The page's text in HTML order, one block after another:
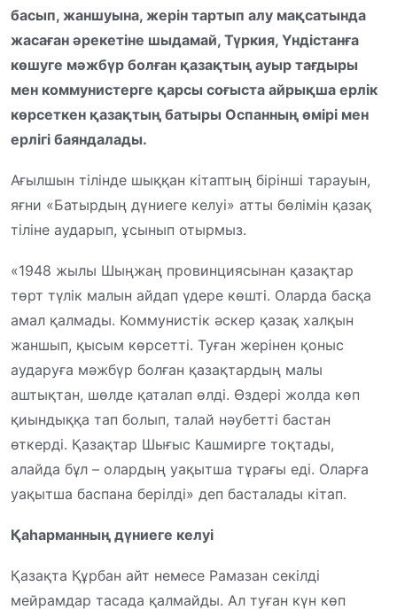
басып, жаншуына, жерін тартып алу мақсатында
жасаған әрекетіне шыдамай, Түркия, Үндістанға
көшуге мәжбүр болған қазақтың ауыр тағдыры
мен коммунистерге қарсы соғыста айрықша ерлік
көрсеткен қазақтың батыры Оспанның өмірі мен
ерлігі баяндалады.
Ағылшын тілінде шыққан кітаптың бірінші тарауын,
яғни «Батырдың дүниеге келуі» атты бөлімін қазақ
тіліне аударып, ұсынып отырмыз.
«1948 жылы Шыңжаң провинциясынан қазақтар
төрт түлік малын айдап үдере көшті. Оларда басқа
амал қалмады. Коммунистік әскер қазақ халқын
жаншып, қысым көрсетті. Туған жерінен қоныс
аударуға мәжбүр болған қазақтардың малы
аштықтан, шөлде қаталап өлді. Өздері жолда көп
қиындыққа тап болып, талай нәубетті бастан
өткерді. Қазақтар Шығыс Кашмирге тоқтады,
алайда бұл – олардың уақытша тұрағы еді. Оларға
уақытша баспана берілді» деп басталады кітап.
Қаһарманның дүниеге келуі
Қазақта Құрбан айт немесе Рамазан секілді
мейрамдар тасада қалмайды. Ал туған күн көп